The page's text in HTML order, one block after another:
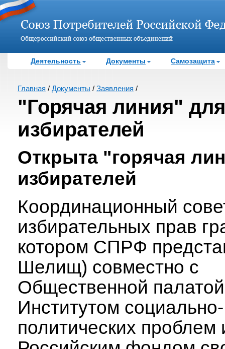
Деятельность Документы Самозащита
Главная / Документы / Заявления /
"Горячая линия" для
избирателей
Открыта "горячая
избирателей
Координационный
избирательных прав
котором СПРФ
Шелищ) совместно с
Общественной
Институтом социально-
политических проблем